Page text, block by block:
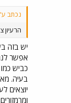
נכתב
הרעיון
יש בזה
כביש
יוצאים